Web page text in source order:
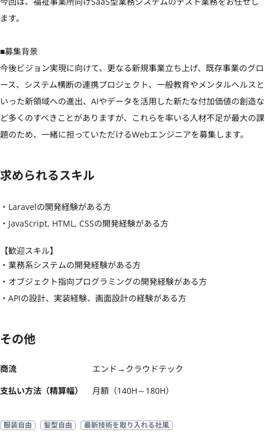
ます。
■募集背景
今後ビジョン実現に向けて、更なる新規事業立ち上げ、既存事業のグロ
ース、システム横断の連携プロジェクト、一般教育やメンタルヘルスと
いった新領域への進出、AIやデータを活用した新たな付加価値の創造な
ど多くのすべきことがありますが、これらを率いる人材不足が最大の課
題のため、一緒に担っていただけるWebエンジニアを募集します。
求められるスキル
・Laravelの開発経験がある方
・JavaScript, HTML, CSSの開発経験がある方
【歓迎スキル】
・業務系システムの開発経験がある方
・オブジェクト指向プログラミングの開発経験がある方
・APIの設計、実装経験、画面設計の経験がある方
その他
商流
エンド→クラウドテック
支払い方法（精算幅）
月額（140H～180H）
服装自由 髪型自由
最新技術を取り入れる社風